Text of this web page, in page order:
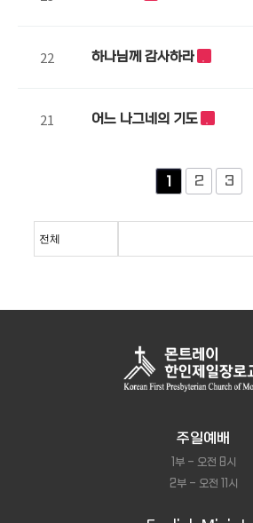
22 하나님께 감사하라
21 어느 나그네의 기도
1 2 3
주일예배
1부 - 오전 8시
2부 - 오전 11시